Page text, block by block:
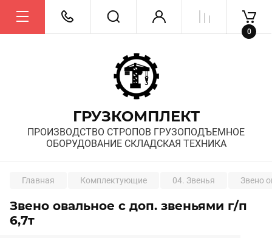
ГРУЗКОМПЛЕКТ
ПРОИЗВОДСТВО СТРОПОВ ГРУЗОПОДЪЕМНОЕ
ОБОРУДОВАНИЕ СКЛАДСКАЯ ТЕХНИКА
0
Главная Комплектующие 04. Звенья Звено
Звено овальное с доп. звеньями г/п
6,7т